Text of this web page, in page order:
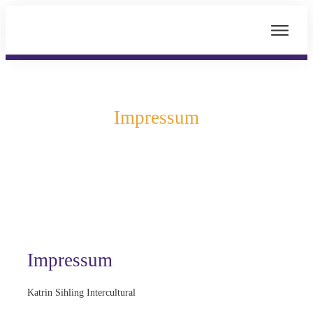
Impressum
Impressum
Katrin Sihling Intercultural